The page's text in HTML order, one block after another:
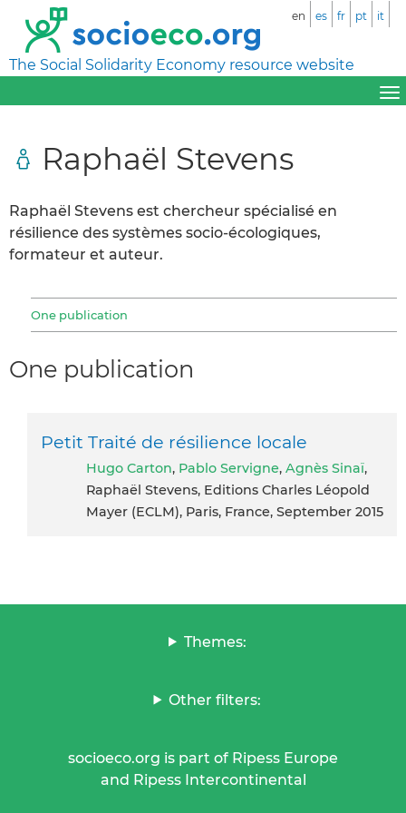
The Social Solidarity Economy resource website
en es fr pt it
Raphaël Stevens
Raphaël Stevens est chercheur spécialisé en
résilience des systèmes socio-écologiques,
formateur et auteur.
One publication
One publication
Petit Traité de résilience locale
Hugo Carton, Pablo Servigne, Agnès Sinaï,
Raphaël Stevens, Editions Charles Léopold
Mayer (ECLM), Paris, France, September 2015
Themes:
Other filters:
socioeco.org is part of Ripess Europe
and Ripess Intercontinental